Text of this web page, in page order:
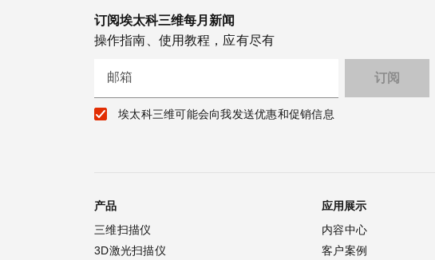
订阅埃太科三维每月新闻
操作指南、使用教程，应有尽有
邮箱
埃太科三维可能会向我发送优惠和促销信息
产品
三维扫描仪
3D激光扫描仪
应用展示
内容中心
客户案例